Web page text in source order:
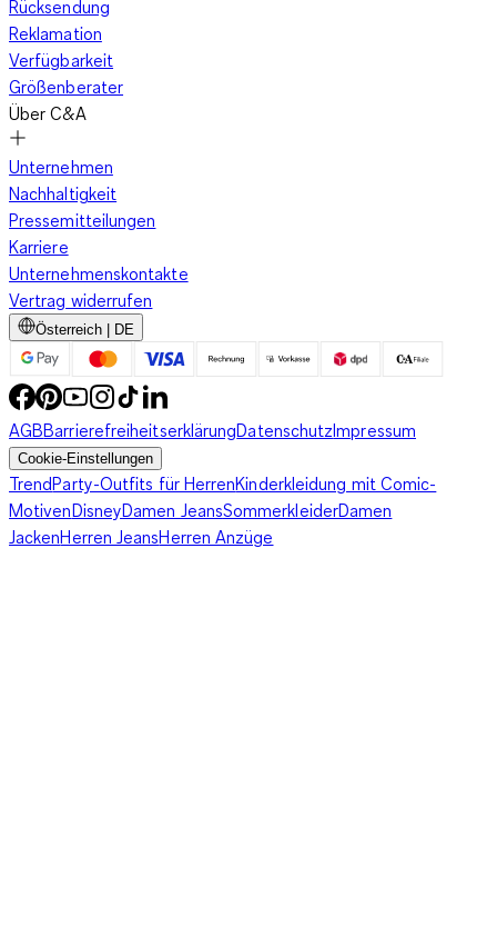
Rücksendung
Reklamation
Verfügbarkeit
Größenberater
Über C&A
Unternehmen
Nachhaltigkeit
Pressemitteilungen
Karriere
Unternehmenskontakte
Vertrag widerrufen
Österreich | DE
AGBBarrierefreiheitserklärungDatenschutzImpressum
Cookie-Einstellungen
TrendParty-Outfits für HerrenKinderkleidung mit Comic-
MotivenDisneyDamen JeansSommerkleiderDamen
JackenHerren JeansHerren Anzüge